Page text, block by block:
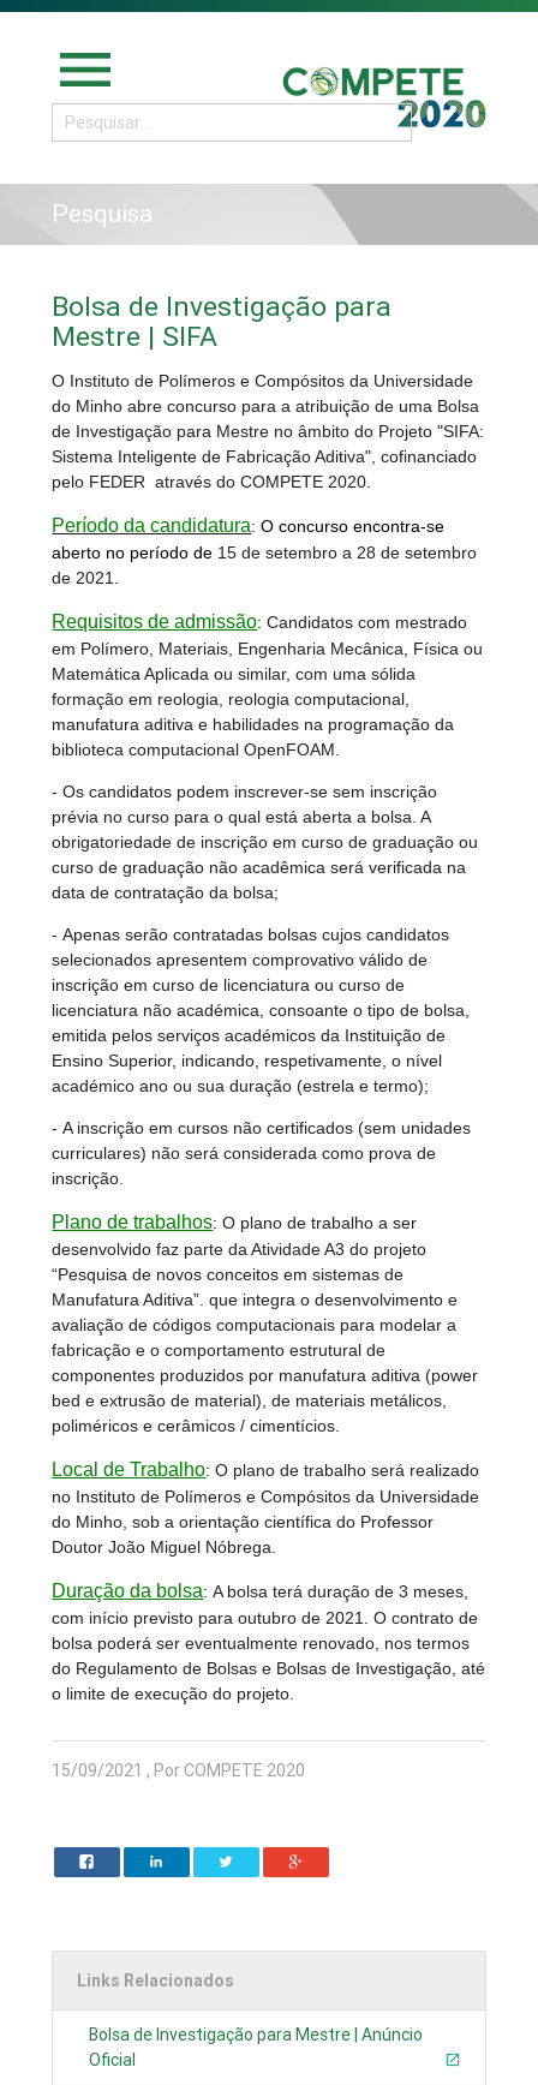
menu
Pesquisa
Bolsa de Investigação para
Mestre | SIFA
O Instituto de Polímeros e Compósitos da Universidade
do Minho abre concurso para a atribuição de uma Bolsa
de Investigação para Mestre no âmbito do Projeto "SIFA:
Sistema Inteligente de Fabricação Aditiva", cofinanciado
pelo FEDER através do COMPETE 2020.
Período da candidatura:O concurso encontra-se
aberto no período de 15 de setembro a 28 de setembro
de 2021.
Requisitos de admissão:Candidatos com mestrado
em Polímero, Materiais, Engenharia Mecânica, Física ou
Matemática Aplicada ou similar, com uma sólida
formação em reologia, reologia computacional,
manufatura aditiva e habilidades na programação da
biblioteca computacional OpenFOAM.
- Os candidatos podem inscrever-se sem inscrição
prévia no curso para o qual está aberta a bolsa. A
obrigatoriedade de inscrição em curso de graduação ou
curso de graduação não acadêmica será verificada na
data de contratação da bolsa;
- Apenas serão contratadas bolsas cujos candidatos
selecionados apresentem comprovativo válido de
inscrição em curso de licenciatura ou curso de
licenciatura não académica, consoante o tipo de bolsa,
emitida pelos serviços académicos da Instituição de
Ensino Superior, indicando, respetivamente, o nível
académico ano ou sua duração (estrela e termo);
- A inscrição em cursos não certificados (sem unidades
curriculares) não será considerada como prova de
inscrição.
Plano de trabalhos:O plano de trabalho a ser
desenvolvido faz parte da Atividade A3 do projeto
“Pesquisa de novos conceitos em sistemas de
Manufatura Aditiva”. que integra o desenvolvimento e
avaliação de códigos computacionais para modelar a
fabricação e o comportamento estrutural de
componentes produzidos por manufatura aditiva (power
bed e extrusão de material), de materiais metálicos,
poliméricos e cerâmicos / cimentícios.
Local de Trabalho:O plano de trabalho será realizado
no Instituto de Polímeros e Compósitos da Universidade
do Minho, sob a orientação científica do Professor
Doutor João Miguel Nóbrega.
Duração da bolsa:A bolsa terá duração de 3 meses,
com início previsto para outubro de 2021. O contrato de
bolsa poderá ser eventualmente renovado, nos termos
do Regulamento de Bolsas e Bolsas de Investigação, até
o limite de execução do projeto.
15/09/2021 , Por COMPETE 2020
Links Relacionados
Bolsa de Investigação para Mestre | Anúncio
Oficial